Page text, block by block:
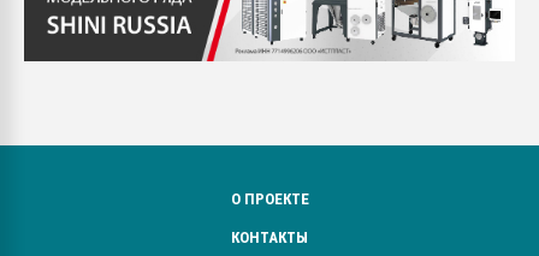
О ПРОЕКТЕ
КОНТАКТЫ